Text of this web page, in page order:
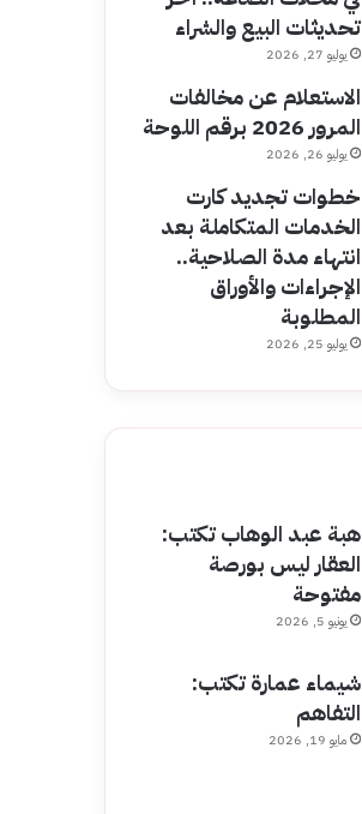
تحديثات البيع والشراء
يوليو 27, 2026
الاستعلام عن مخالفات
المرور 2026 برقم اللوحة
يوليو 26, 2026
خطوات تجديد كارت
الخدمات المتكاملة بعد
انتهاء مدة الصلاحية..
الإجراءات والأوراق
المطلوبة
يوليو 25, 2026
هبة عبد الوهاب تكتب:
العقار ليس بورصة
مفتوحة
يونيو 5, 2026
شيماء عمارة تكتب:
التفاهم
مايو 19, 2026